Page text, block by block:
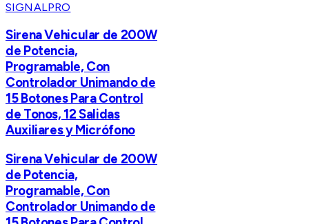
SIGNALPRO
Sirena Vehicular de 200W
de Potencia,
Programable, Con
Controlador Unimando de
15 Botones Para Control
de Tonos, 12 Salidas
Auxiliares y Micrófono
Sirena Vehicular de 200W
de Potencia,
Programable, Con
Controlador Unimando de